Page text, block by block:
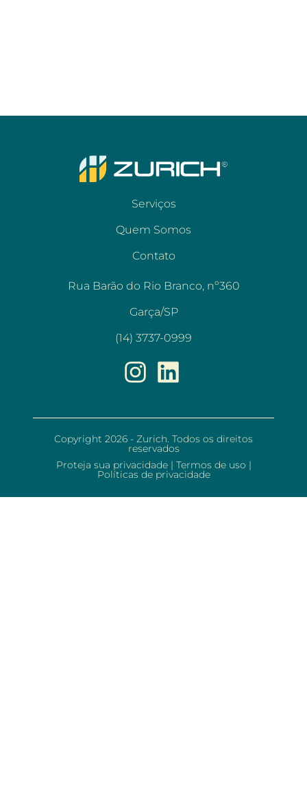
Serviços
Quem Somos
Contato
Rua Barão do Rio Branco, nº360
Garça/SP
(14) 3737-0999
Copyright 2026 - Zurich. Todos os direitos
reservados
Proteja sua privacidade | Termos de uso |
Políticas de privacidade